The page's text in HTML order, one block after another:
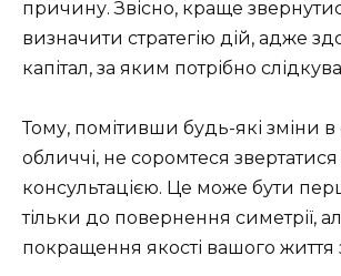
причину. Звісно, краще
визначити стратегію дій, адже
капітал, за яким потрібно
Тому, помітивши будь-які зміни
обличчі, не соромтеся звертатися
консультацією. Це може бути
тільки до повернення симетрії,
покращення якості вашого життя